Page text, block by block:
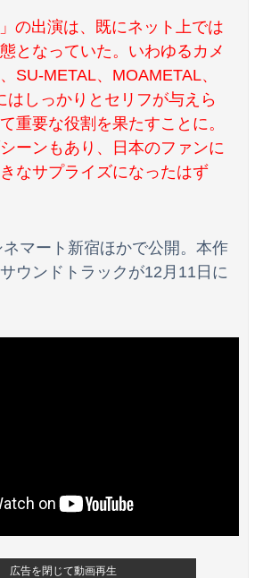
の出演は、既にネット上では
となっていた。いわゆるカメ
SU-METAL、MOAMETAL、
はしっかりとセリフが与えら
重要な役割を果たすことに。
ーンもあり、日本のファンに
なサプライズになったはず
マート新宿ほかで公開。本作
ウンドトラックが12月11日に
広告を閉じて動画再生